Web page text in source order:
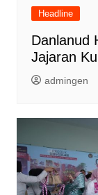
Headline
Danlanud
Jajaran
admingen